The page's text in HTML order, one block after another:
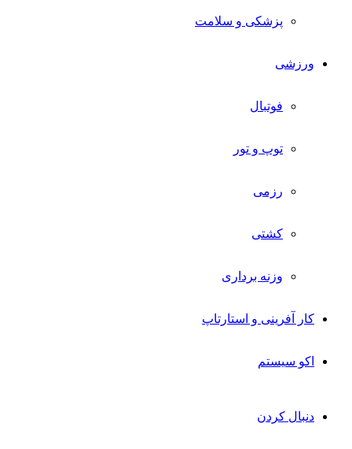
پزشکی و سلامت
ورزشی
فوتبال
توپ و تور
رزمی
کشتی
وزنه برداری
کار آفرینی و استارتاپ
اکو سیستم
دنبال کردن